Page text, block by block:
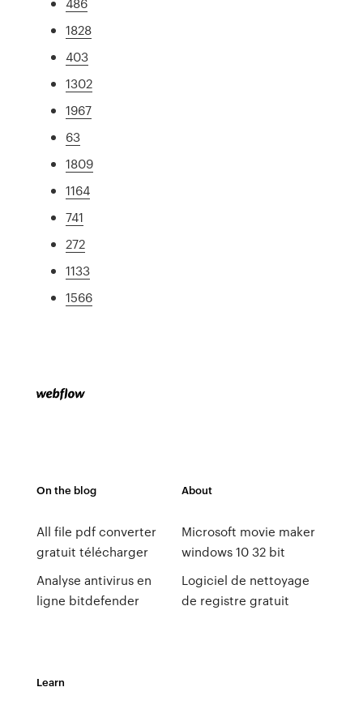
1828
403
1302
1967
63
1809
1164
741
272
1133
1566
On the blog
All file pdf converter
gratuit télécharger
Analyse antivirus en
ligne bitdefender
About
Microsoft movie maker
windows 10 32 bit
Logiciel de nettoyage
de registre gratuit
Learn